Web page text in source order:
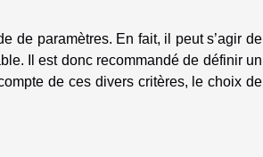
de paramètres. En fait, il peut s’agir de
Il est donc recommandé de définir un
de ces divers critères, le choix de